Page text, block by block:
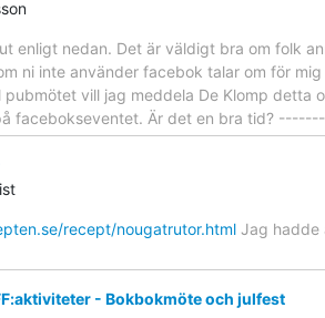
enligt nedan. Det är väldigt bra om folk
ni inte använder facebok talar om för
vill jag meddela De Klomp detta
facebokseventet. Är det en bra tid?
recept/nougatrutor.html Jag hadde
- Bokbokmöte och julfest